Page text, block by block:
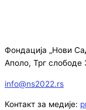
Фондација „Нови
Аполо, Трг слободе
info@ns2022.rs
Контакт за медије: